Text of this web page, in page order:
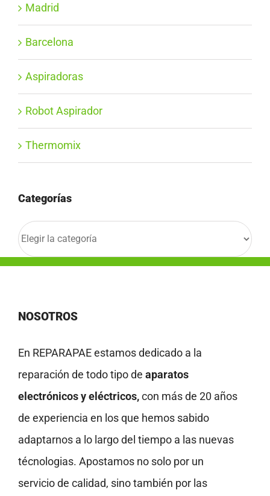
Madrid
Barcelona
Aspiradoras
Robot Aspirador
Thermomix
Categorías
Categorías
NOSOTROS
En REPARAPAE estamos dedicado a la
reparación de todo tipo de aparatos
electrónicos y eléctricos,con más de 20 años
de experiencia en los que hemos sabido
adaptarnos a lo largo del tiempo a las nuevas
técnologias. Apostamos no solo por un
servicio de calidad, sino también por las